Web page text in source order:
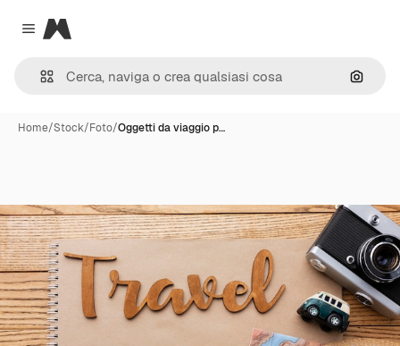
Close menu
Magnific
Cerca
Home/Stock/Foto/Oggetti da viaggio p…